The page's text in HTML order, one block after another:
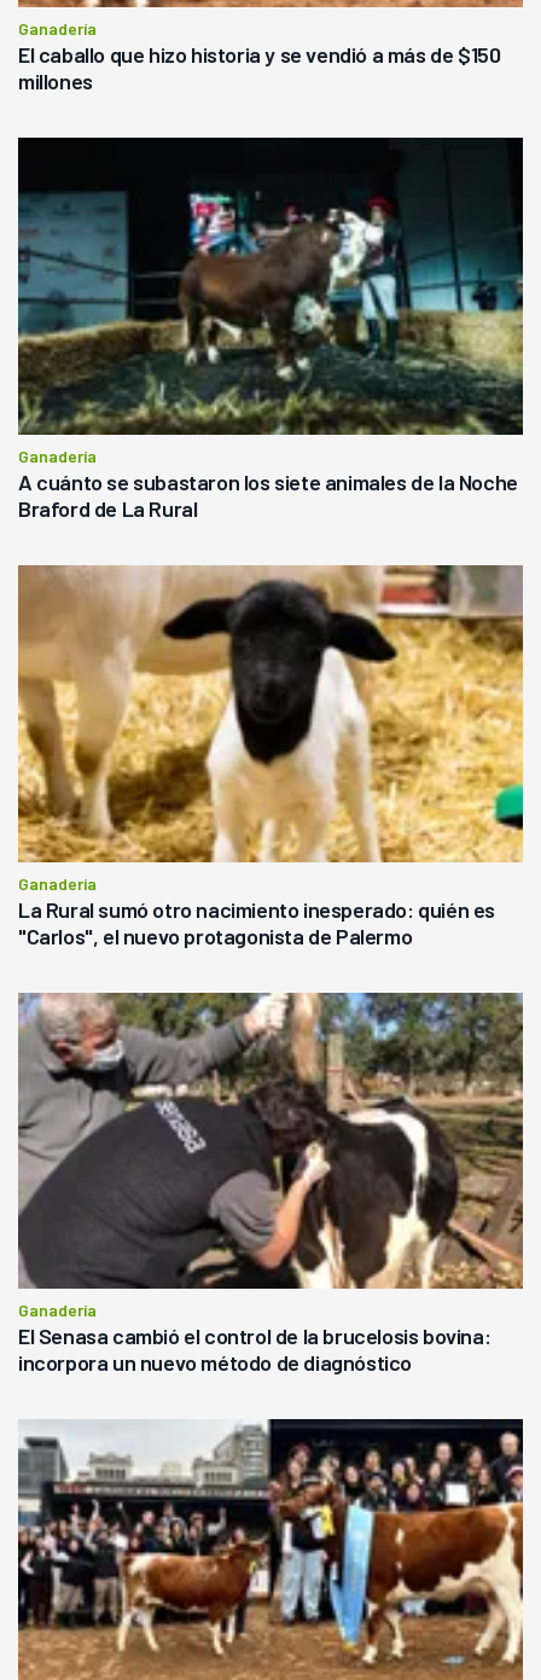
Ganadería
El caballo que hizo historia y se vendió a más de $150
millones
Ganadería
A cuánto se subastaron los siete animales de la Noche
Braford de La Rural
Ganadería
La Rural sumó otro nacimiento inesperado: quién es
"Carlos", el nuevo protagonista de Palermo
Ganadería
El Senasa cambió el control de la brucelosis bovina:
incorpora un nuevo método de diagnóstico